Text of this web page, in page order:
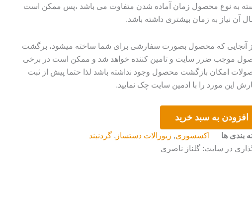
به نوع محصول زمان آماده شدن متفاوت می باشد ،پس ممکن است
آن نیاز به زمان بیشتری داشته باشد.
آنجایی که محصول بصورت سفارشی برای شما ساخته میشود، برگشت
موجب ضرر سایت و تامین کننده خواهد شد و ممکن است در برخی
امکان بازگشت محصول وجود نداشته باشد لذا حتما پیش از ثبت
این مورد را با ادمین سایت چک نمایید.
افزودن به سبد خرید
بندی ها اکسسوری, زیورالات دستساز ,گردنبند
در سایت: گلناز ناصری